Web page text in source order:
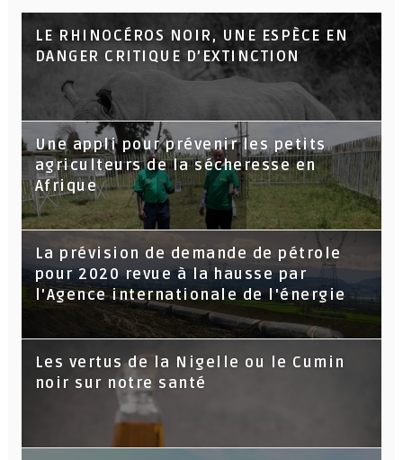
LE RHINOCÉROS NOIR, UNE ESPÈCE EN
DANGER CRITIQUE D’EXTINCTION
Une appli pour prévenir les petits
agriculteurs de la sécheresse en
Afrique
La prévision de demande de pétrole
pour 2020 revue à la hausse par
l'Agence internationale de l'énergie
Les vertus de la Nigelle ou le Cumin
noir sur notre santé